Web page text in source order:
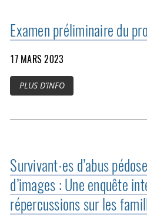
Examen préliminaire du
17 MARS 2023
PLUS D’INFO
Survivant·es d’abus
d’images : Une enquête
répercussions sur les